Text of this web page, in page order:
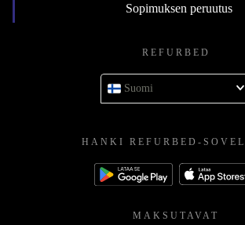
Sopimuksen peruutus
REFURBED
Suomi
HANKI REFURBED-
MAKSUTAVAT